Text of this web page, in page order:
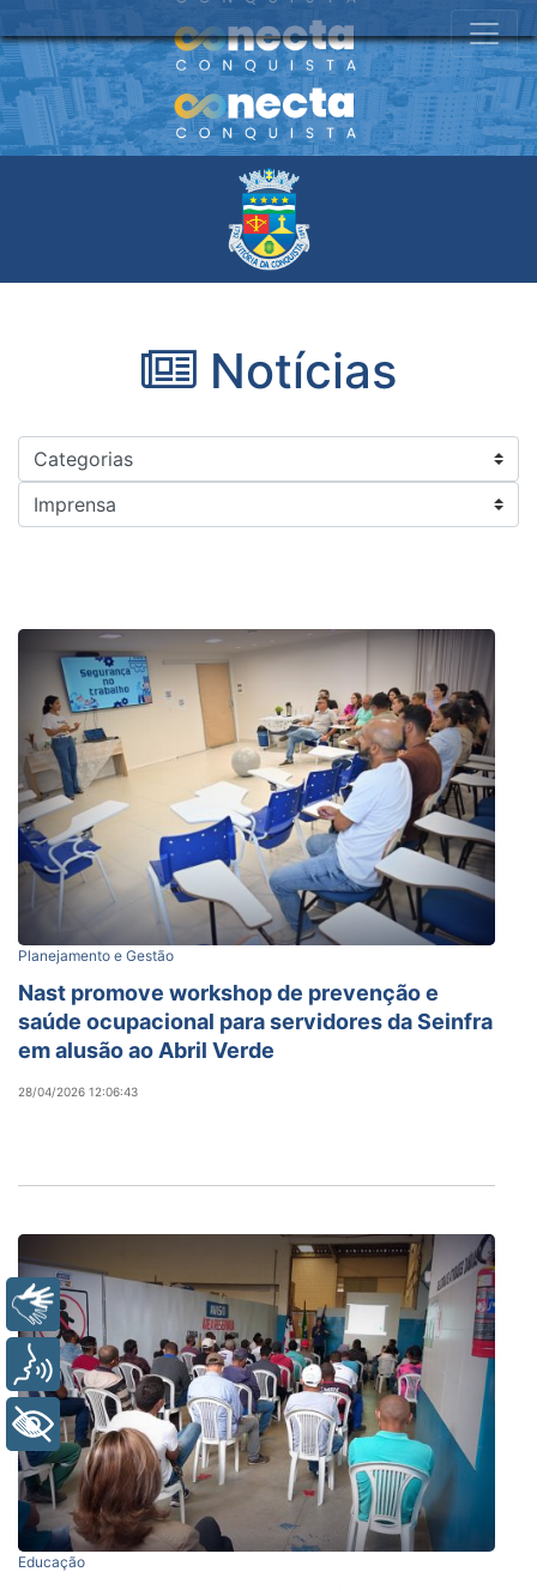
Notícias
Planejamento e Gestão
Nast promove workshop de prevenção e
saúde ocupacional para servidores da Seinfra
em alusão ao Abril Verde
28/04/2026 12:06:43
Educação
Libras
Voz
+ Acessibilidade